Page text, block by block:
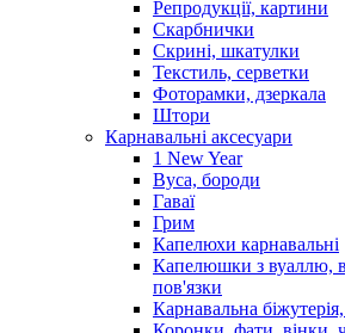
Репродукції, картини
Скарбнички
Скрині, шкатулки
Текстиль, серветки
Фоторамки, дзеркала
Штори
Карнавальні аксесуари
1 New Year
Вуса, бороди
Гаваї
Грим
Капелюхи карнавальні
Капелюшки з вуаллю,
пов'язки
Карнавальна